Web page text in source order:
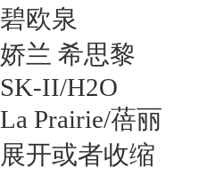
碧欧泉
娇兰 希思黎
SK-II/H2O
La Prairie/蓓丽
展开或者收缩